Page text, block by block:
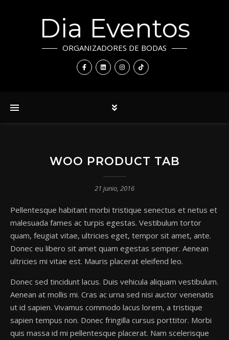
Dia Eventos
ORGANIZADORES DE BODAS
WOO PRODUCT TAB
21 junio, 2016
Pellentesque habitant morbi tristique senectus et netus et
malesuada fames ac turpis egestas. Vestibulum tortor
quam, feugiat vitae, ultricies eget, tempor sit amet, ante.
Donec eu libero sit amet quam egestas semper. Aenean
ultricies mi vitae est. Mauris placerat eleifend leo.
Donec sed tincidunt lacus. Duis vehicula aliquam vestibulum.
Aenean at mollis mi. Cras ac urna sed nisi auctor venenatis
ut id sapien. Vivamus commodo lacus lorem, a tristique
sapien tempus non. Donec fringilla cursus porttitor. Morbi
quis massa id mi pellentesque placerat. Nam scelerisque